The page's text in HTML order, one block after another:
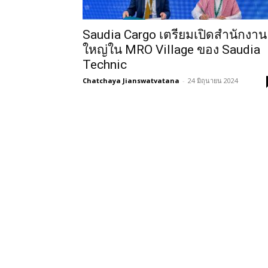
Saudia Cargo เตรียมเปิดสำนักงาน
ใหญ่ใน MRO Village ของ Saudia
Technic
Chatchaya Jianswatvatana - 24 มิถุนายน 2024